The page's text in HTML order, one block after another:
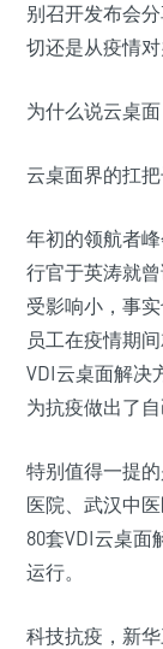
别召开发布会
切还是从疫情
为什么说云桌
云桌面界的扛
年初的领航者
行官于英涛就
受影响小，事
员工在疫情期
VDI云桌面解决
为抗疫做出了自
特别值得一提
医院、武汉中
80套VDI云桌面
运行。
科技抗疫，新华